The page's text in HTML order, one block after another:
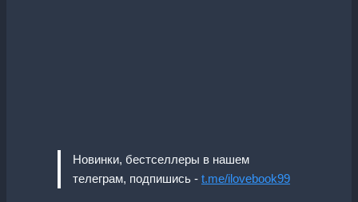
Новинки, бестселлеры в нашем
телеграм, подпишись - t.me/ilovebook99